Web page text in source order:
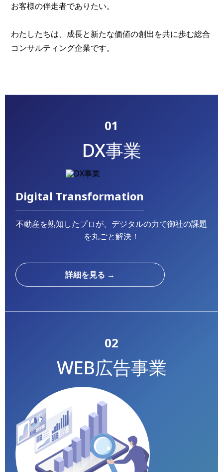
お客様の伴走者でありたい。
わたしたちは、成長と新たな価値の創出を共に歩む総合
コンサルティング企業です。
01
DX事業
Digital Transformation
不動産を熟知したプロが、デジタルの力で御社の課題
を丸ごと解決！
詳細を見る →
02
WEB広告事業